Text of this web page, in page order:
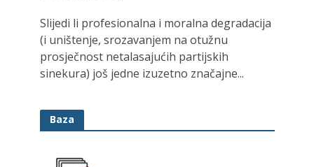
Slijedi li profesionalna i moralna degradacija
(i uništenje, srozavanjem na otužnu
prosječnost netalasajućih partijskih
sinekura) još jedne izuzetno značajne...
Baza